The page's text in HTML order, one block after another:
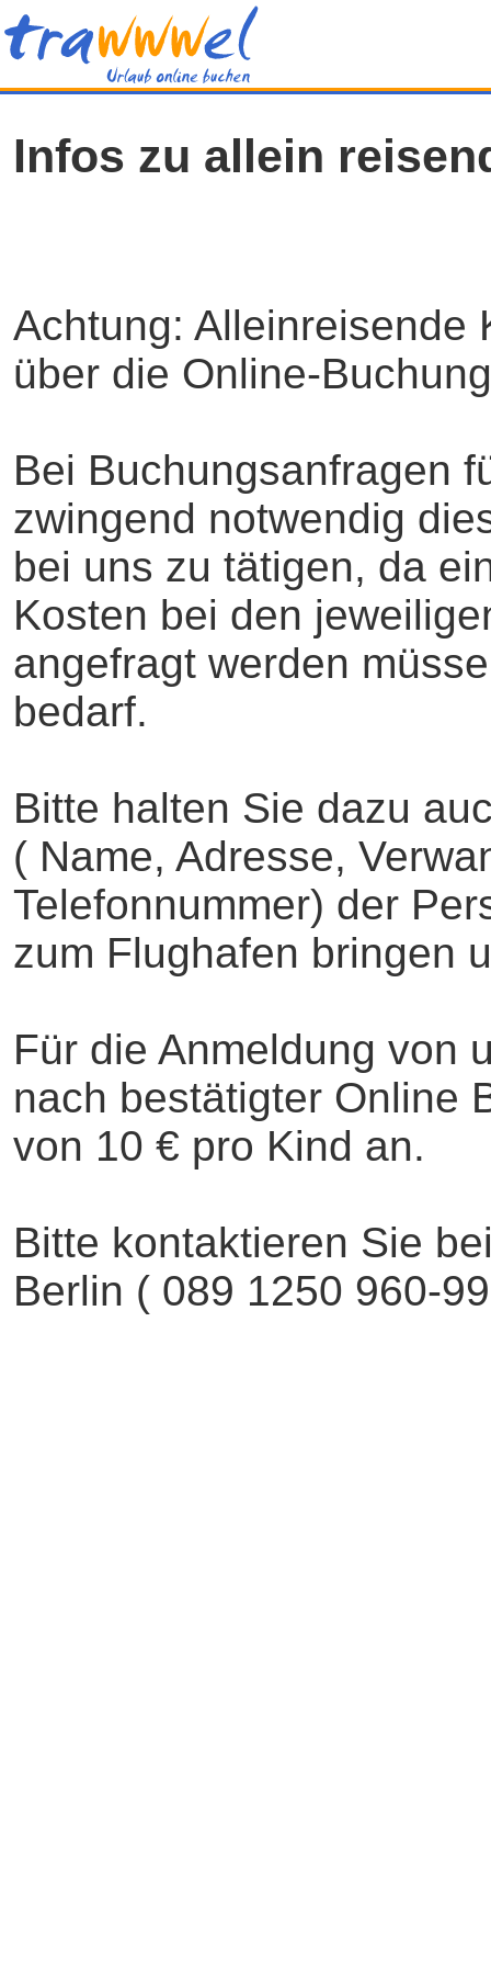
Infos zu allein
Achtung: Alleinreisende
über die Online-
Bei Buchungsanfragen
zwingend notwendig
bei uns zu tätigen, da
Kosten bei den
angefragt werden
bedarf.
Bitte halten Sie dazu
( Name, Adresse,
Telefonnummer) der
zum Flughafen bringen
Für die Anmeldung von
nach bestätigter Online
von 10 € pro Kind an.
Bitte kontaktieren Sie
Berlin ( 089 1250 960-